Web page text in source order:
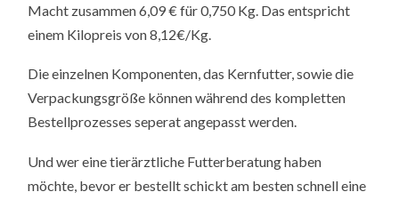
Macht zusammen 6,09 € für 0,750 Kg. Das entspricht
einem Kilopreis von 8,12€/Kg.
Die einzelnen Komponenten, das Kernfutter, sowie die
Verpackungsgröße können während des kompletten
Bestellprozesses seperat angepasst werden.
Und wer eine tierärztliche Futterberatung haben
möchte, bevor er bestellt schickt am besten schnell eine